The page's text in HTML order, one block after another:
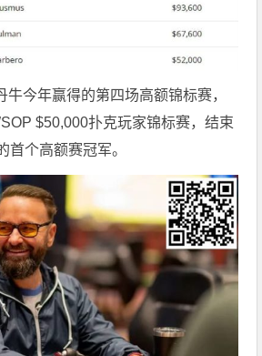
牛今年赢得的第四场高额锦标赛，
$50,000扑克玩家锦标赛，结束
首个高额赛冠军。